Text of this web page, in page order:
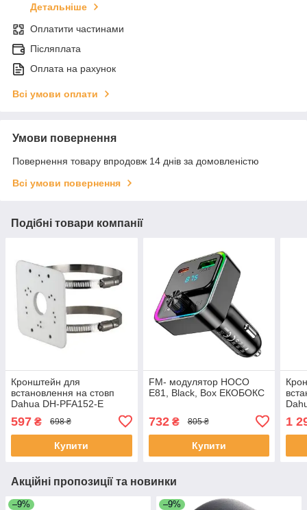
Детальніше
Оплатити частинами
Післяплата
Оплата на рахунок
Всі умови оплати
Умови повернення
Повернення товару впродовж 14 днів за домовленістю
Всі умови повернення
Подібні товари компанії
Кронштейн для
встановлення на стовп
Dahua DH-PFA152-E
597 ₴ 698 ₴
Купити
FM- модулятор HOCO
E81, Black, Box ЕКОБОКС
732₴ 805 ₴
Купити
1
Акційні пропозиції та новинки
–9% –9%